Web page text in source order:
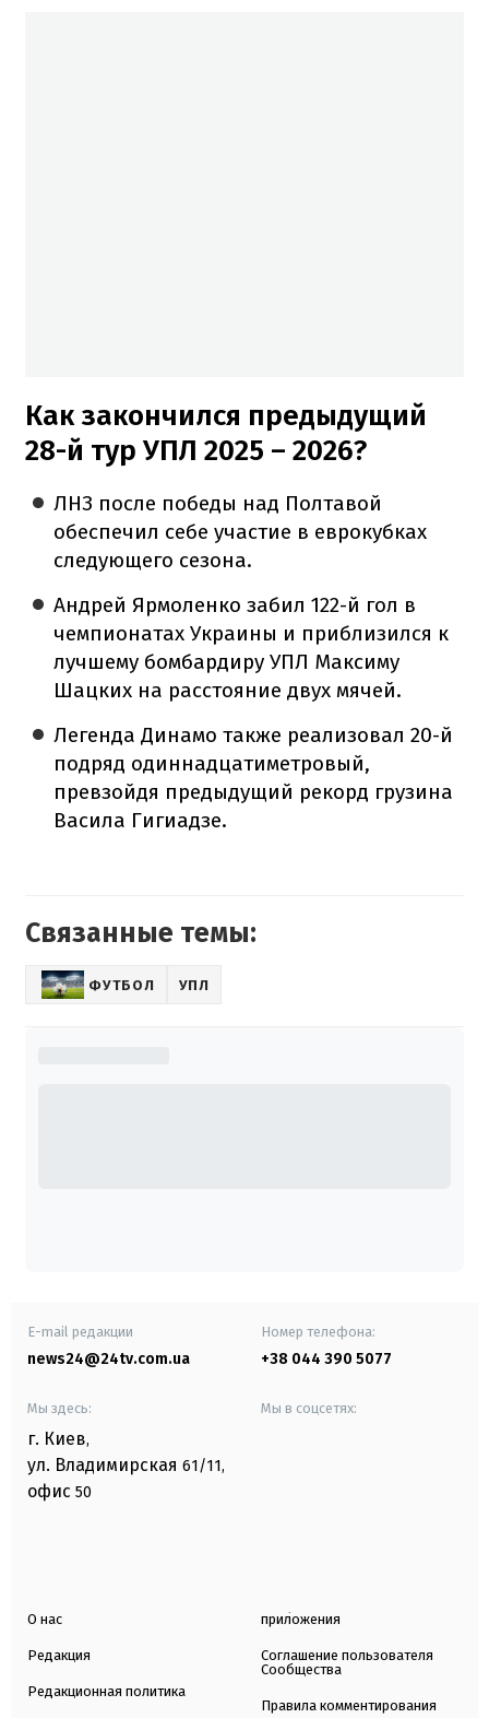
Как закончился предыдущий
28-й тур УПЛ 2025 – 2026?
ЛНЗ после победы над Полтавой
обеспечил себе участие в еврокубках
следующего сезона.
Андрей Ярмоленко забил 122-й гол в
чемпионатах Украины и приблизился к
лучшему бомбардиру УПЛ Максиму
Шацких на расстояние двух мячей.
Легенда Динамо также реализовал 20-й
подряд одиннадцатиметровый,
превзойдя предыдущий рекорд грузина
Васила Гигиадзе.
Связанные темы:
ФУТБОЛ УПЛ
E-mail редакции
news24@24tv.com.ua
Номер телефона:
+38 044 390 5077
Мы здесь:
г. Киев,
ул. Владимирская 61/11,
офис 50
Мы в соцсетях:
О нас
Редакция
Редакционная политика
приложения
Соглашение пользователя
Сообщества
Правила комментирования